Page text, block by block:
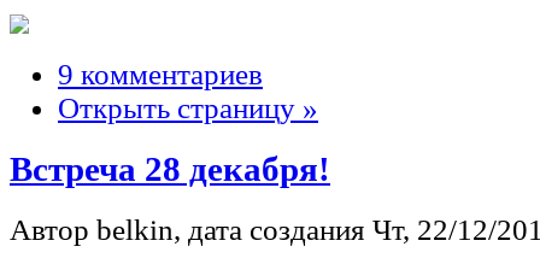
9 комментариев
Открыть страницу »
Встреча 28 декабря!
Автор belkin, дата создания Чт, 22/12/